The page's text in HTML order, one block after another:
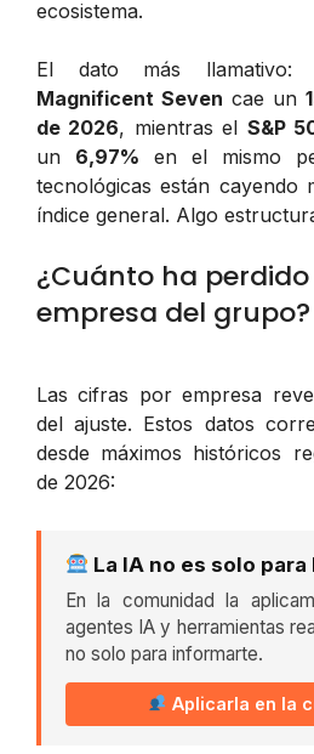
ecosistema.
El dato más
Magnificent Seven cae un
de 2026, mientras el S&P
un 6,97% en el mismo
tecnológicas están cayendo
índice general. Algo
¿Cuánto ha
empresa del grupo?
Las cifras por empresa
del ajuste. Estos datos
desde máximos históricos
de 2026:
La IA no es solo
En la comunidad la
agentes IA y herramientas
no solo para informarte.
Aplicarla en la